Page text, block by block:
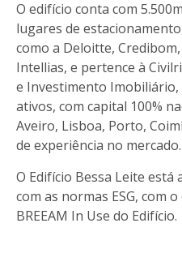
O edifício conta com
lugares de
como a Deloitte,
Intellias, e pertence à
e Investimento Imobiliário,
ativos, com capital 100%
Aveiro, Lisboa, Porto,
de experiência no mercado.
O Edifício Bessa Leite
com as normas ESG, com
BREEAM In Use do Edifício.